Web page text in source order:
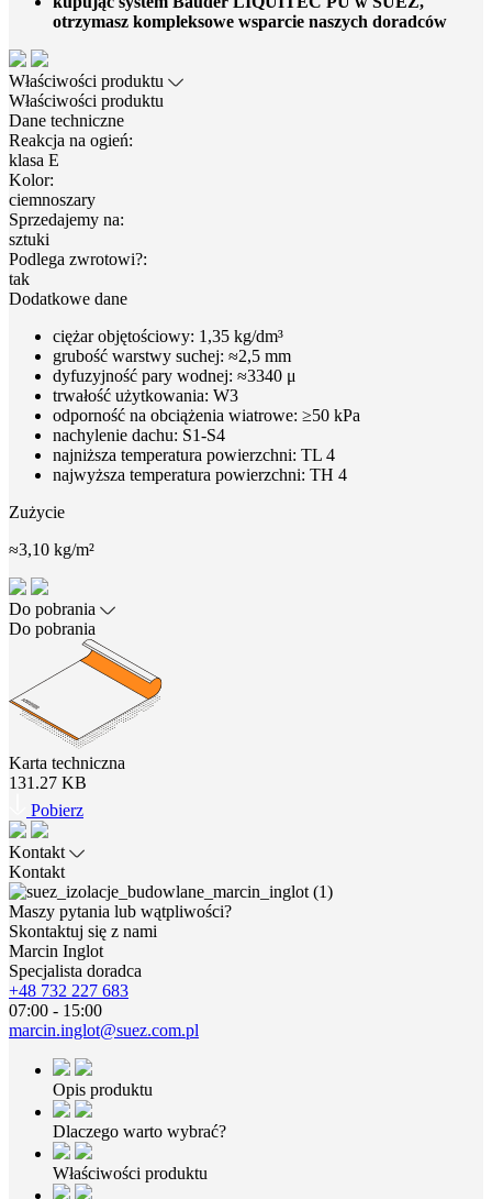
otrzymasz kompleksowe wsparcie naszych doradców
Właściwości produktu
Właściwości produktu
Dane techniczne
Reakcja na ogień:
klasa E
Kolor:
ciemnoszary
Sprzedajemy na:
sztuki
Podlega zwrotowi?:
tak
Dodatkowe dane
ciężar objętościowy: 1,35 kg/dm³
grubość warstwy suchej: ≈2,5 mm
dyfuzyjność pary wodnej: ≈3340 μ
trwałość użytkowania: W3
odporność na obciążenia wiatrowe: ≥50 kPa
nachylenie dachu: S1-S4
najniższa temperatura powierzchni: TL 4
najwyższa temperatura powierzchni: TH 4
Zużycie
≈3,10 kg/m²
Do pobrania
Do pobrania
Karta techniczna
131.27 KB
Pobierz
Kontakt
Kontakt
Maszy pytania lub wątpliwości?
Skontaktuj się z nami
Marcin Inglot
Specjalista doradca
+48 732 227 683
07:00 - 15:00
marcin.inglot@suez.com.pl
Opis produktu
Dlaczego warto wybrać?
Właściwości produktu